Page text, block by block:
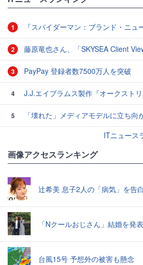
1 『スパイダーマン：ブランド・ニュー・デイ』の来場者
2 藤原竜也さん、「SKYSEA Client View」新CMで「AI労務改善」をアピール 働
3 PayPay 登録者数7500万人を突破
4 J.J.エイブラムス製作『オークストリートの異変』のワ
5
「壊れた」メディアモデルに立ち向かう ハフポスト 創設
ITニュース
画像アクセスランキング
辻希美 息子2人の「病気」を告白
「Nクールおじさん」結婚を発表
台風15号 予想外の被害も懸念